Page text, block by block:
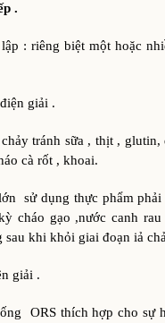
.
: riêng biệt một hoặc
giải .
tránh sữa , thịt , glutin,
cà rốt , khoai.
sử dụng thực phẩm
cháo gạo ,nước canh
sau khi khỏi giai đoạn iả
giải .
ORS thích hợp cho sự